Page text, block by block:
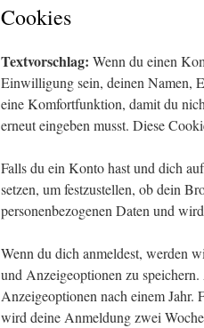
Cookies
Textvorschlag: Wenn du einen
Einwilligung sein, deinen Namen,
eine Komfortfunktion, damit du
erneut eingeben musst. Diese
Falls du ein Konto hast und dich
setzen, um festzustellen, ob dein
personenbezogenen Daten und
Wenn du dich anmeldest, werden
und Anzeigeoptionen zu
Anzeigeoptionen nach einem Jahr.
wird deine Anmeldung zwei